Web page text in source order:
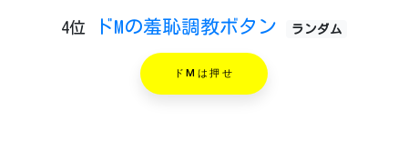
4位 ドMの羞恥調教ボタン ランダム
ドMは押せ